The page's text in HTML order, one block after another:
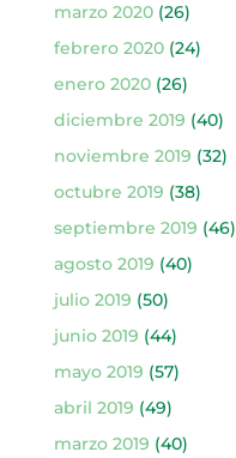
marzo 2020(26)
febrero 2020(24)
enero 2020(26)
diciembre 2019 (40)
noviembre 2019 (32)
octubre 2019 (38)
septiembre 2019 (46)
agosto 2019 (40)
julio 2019 (50)
junio 2019 (44)
mayo 2019 (57)
abril 2019 (49)
marzo 2019 (40)